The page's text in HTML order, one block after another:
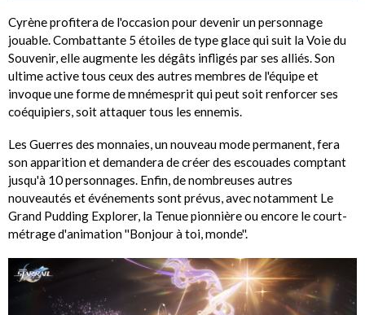
Cyrène profitera de l'occasion pour devenir un personnage
jouable. Combattante 5 étoiles de type glace qui suit la Voie du
Souvenir, elle augmente les dégâts infligés par ses alliés. Son
ultime active tous ceux des autres membres de l'équipe et
invoque une forme de mnémesprit qui peut soit renforcer ses
coéquipiers, soit attaquer tous les ennemis.
Les Guerres des monnaies, un nouveau mode permanent, fera
son apparition et demandera de créer des escouades comptant
jusqu'à 10 personnages. Enfin, de nombreuses autres
nouveautés et événements sont prévus, avec notamment Le
Grand Pudding Explorer, la Tenue pionnière ou encore le court-
métrage d'animation ''Bonjour à toi, monde''.